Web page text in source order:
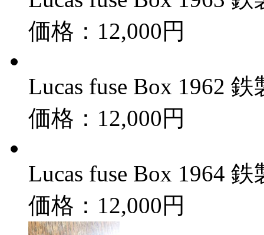
価格：12,000円
Lucas fuse Box 1962
価格：12,000円
Lucas fuse Box 1964
価格：12,000円